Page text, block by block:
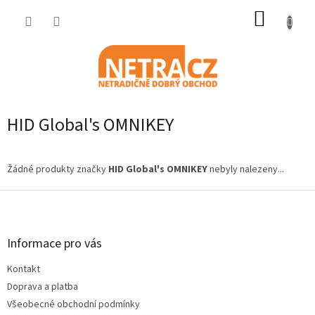
HID Global's OMNIKEY
Žádné produkty značky HID Global's OMNIKEYnebyly nalezeny...
Z
Informace pro vás
Kontakt
Doprava a platba
Všeobecné obchodní podmínky